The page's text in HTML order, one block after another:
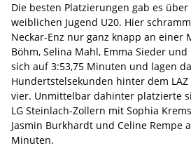
Die besten Platzierungen gab es
weiblichen Jugend U20. Hier
Neckar-Enz nur ganz knapp an einer
Böhm, Selina Mahl, Emma Sieder
sich auf 3:53,75 Minuten und lagen
Hundertstelsekunden hinter dem LAZ
vier. Unmittelbar dahinter platzierte
LG Steinlach-Zollern mit Sophia
Jasmin Burkhardt und Celine Rempe
Minuten.